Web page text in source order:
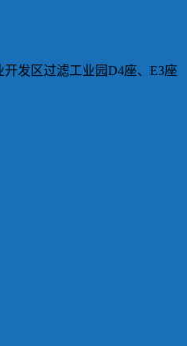
发区过滤工业园D4座、E3座